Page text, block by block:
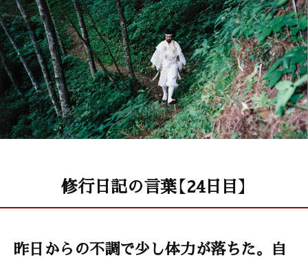
修行日記の言葉【24日目】
昨日からの不調で少し体力が落ちた。自